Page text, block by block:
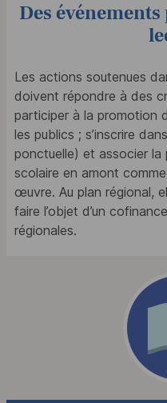
Des
Les actions soutenues
doivent répondre à des
participer à la promotion
les publics ; s’inscrire
ponctuelle) et associer la
scolaire en amont
œuvre. Au plan régional,
faire l’objet d’un
régionales.